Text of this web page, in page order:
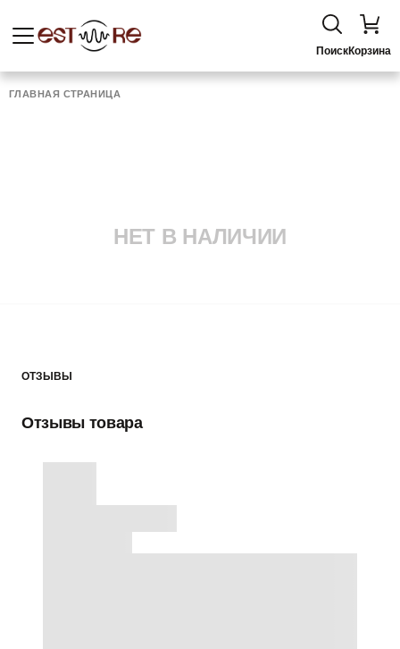
ПоискКорзина
ГЛАВНАЯ СТРАНИЦА
НЕТ В НАЛИЧИИ
ОТЗЫВЫ
Отзывы товара